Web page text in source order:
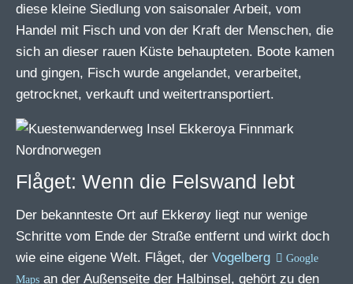
diese kleine Siedlung von saisonaler Arbeit, vom
Handel mit Fisch und von der Kraft der Menschen, die
sich an dieser rauen Küste behaupteten. Boote kamen
und gingen, Fisch wurde angelandet, verarbeitet,
getrocknet, verkauft und weitertransportiert.
Flåget: Wenn die Felswand lebt
Der bekannteste Ort auf Ekkerøy liegt nur wenige
Schritte vom Ende der Straße entfernt und wirkt doch
wie eine eigene Welt. Flåget, der Vogelberg
an der Außenseite der Halbinsel, gehört zu den